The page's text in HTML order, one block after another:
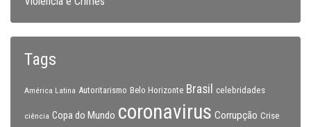
Tags
América Latina Autoritarismo Belo Horizonte Brasil celebridades
ciência Copa do Mundo coronavirus Corrupção Crise